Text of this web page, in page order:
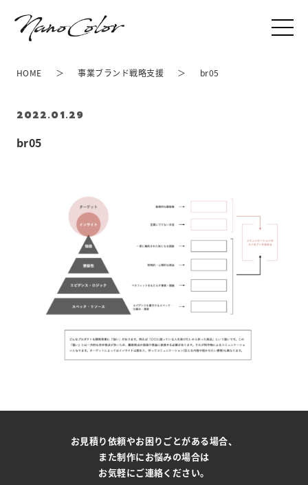
br05
2022.01.29
HOME 事業ブランド戦略支援 br05
お見積り依頼やお困りごとがある場合、
また制作にお悩みの場合は
お気軽にご連絡ください。